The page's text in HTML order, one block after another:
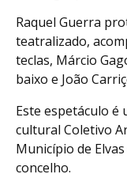
Raquel Guerra
teatralizado,
teclas, Márcio
baixo e João
Este espetáculo é
cultural Coletivo
Município de
concelho.